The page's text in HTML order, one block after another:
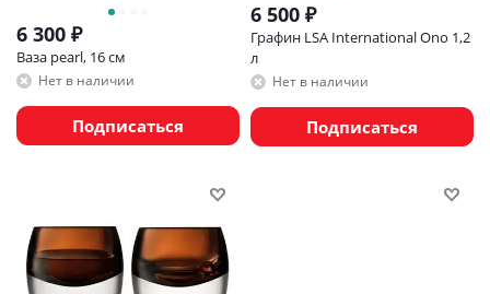
6 300 ₽
Ваза pearl, 16 см
Нет в наличии
Подписаться
6 500 ₽
Графин LSA International Ono 1,2
л
Нет в наличии
Подписаться